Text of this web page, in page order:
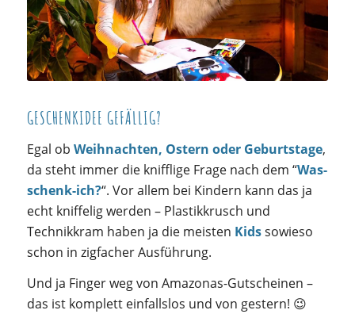
GESCHENKIDEE GEFÄLLIG?
Egal ob Weihnachten, Ostern oder Geburtstage,
da steht immer die knifflige Frage nach dem “Was-
schenk-ich?“. Vor allem bei Kindern kann das ja
echt kniffelig werden – Plastikkrusch und
Technikkram haben ja die meisten Kidssowieso
schon in zigfacher Ausführung.
Und ja Finger weg von Amazonas-Gutscheinen –
das ist komplett einfallslos und von gestern! 😉